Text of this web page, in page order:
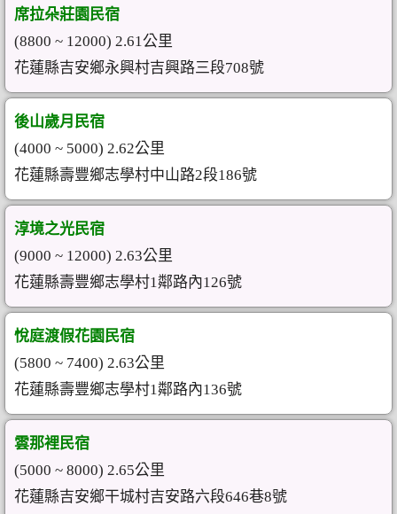
席拉朵莊園民宿
(8800 ~ 12000) 2.61公里
花蓮縣吉安鄉永興村吉興路三段708號
後山歲月民宿
(4000 ~ 5000) 2.62公里
花蓮縣壽豐鄉志學村中山路2段186號
淳境之光民宿
(9000 ~ 12000) 2.63公里
花蓮縣壽豐鄉志學村1鄰路內126號
悅庭渡假花園民宿
(5800 ~ 7400) 2.63公里
花蓮縣壽豐鄉志學村1鄰路內136號
雲那裡民宿
(5000 ~ 8000) 2.65公里
花蓮縣吉安鄉干城村吉安路六段646巷8號